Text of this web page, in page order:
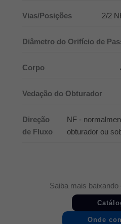
Vias/Posições 2/2
Diâmetro do Orifício de
Corpo
Vedação do Obturador
Direção
de Fluxo
NF -
obturador ou
Saiba mais
Onde